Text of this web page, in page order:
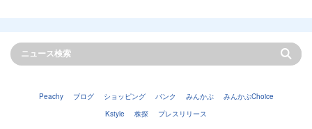
Peachy ブログ ショッピング バンク みんかぶ
みんかぶChoice
Kstyle
株探 プレスリリース